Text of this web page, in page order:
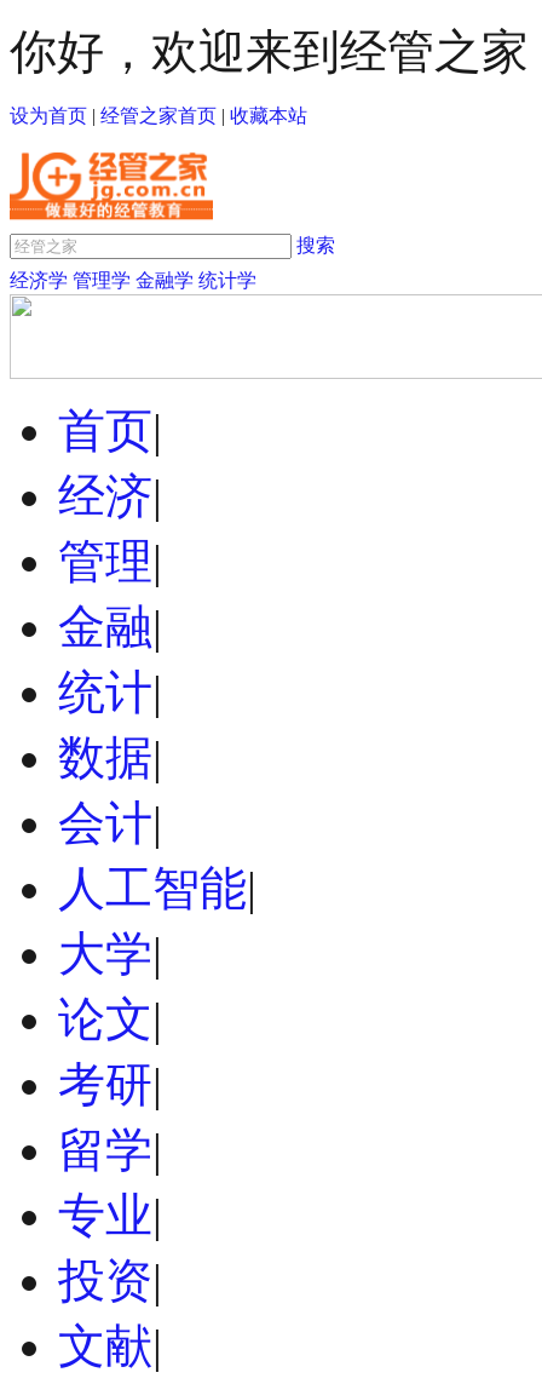
你好，欢迎来到经管之家
设为首页 | 经管之家首页 | 收藏本站
搜索
经济学 管理学 金融学 统计学
首页|
经济|
管理|
金融|
统计|
数据|
会计|
人工智能|
大学|
论文|
考研|
留学|
专业|
投资|
文献|